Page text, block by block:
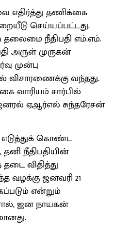
எதிர்த்து தணிக்கை
செய்யப்பட்டது.
நீதிபதி எம்.எம்.
அருள் முருகன்
முன்பு
விசாரணைக்கு வந்தது.
வாரியம் சார்பில்
ஏஆர்எல் சுந்தரேசன்
கொண்ட
நீதிபதியின்
விதித்து
வழக்கு ஜனவரி 21
என்றும்
ஜன நாயகன்